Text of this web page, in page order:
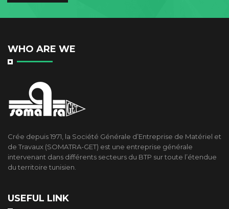
WHO ARE WE
Crée depuis 1971, la Société Générale d’Entreprise de Matériel et
de Travaux (SOMATRA-GET) est une entreprise générale
intervenant dans différents secteurs du BTP sur toute l’étendue
du territoire tunisien.
USEFUL LINK